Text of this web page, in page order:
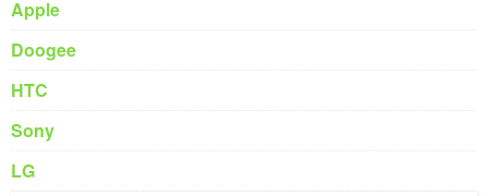
Apple
Doogee
HTC
Sony
LG